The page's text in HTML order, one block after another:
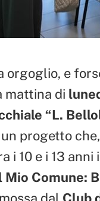
orgoglio, e
mattina di
“L.
progetto
i 10 e i 13
Mio Comune: